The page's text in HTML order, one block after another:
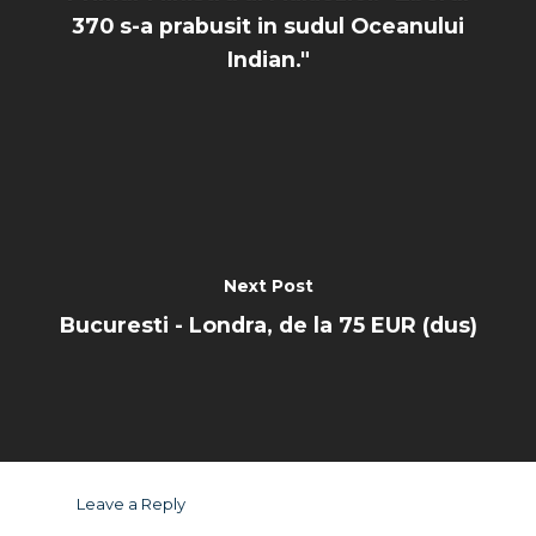
370 s-a prabusit in sudul Oceanului
Indian."
Next Post
Bucuresti - Londra, de la 75 EUR (dus)
Leave a Reply